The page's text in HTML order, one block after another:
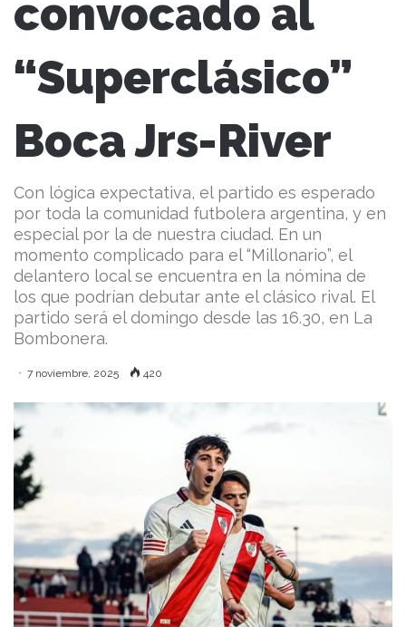
convocado al
“Superclásico”
Boca Jrs-River
Con lógica expectativa, el partido es esperado
por toda la comunidad futbolera argentina, y en
especial por la de nuestra ciudad. En un
momento complicado para el “Millonario”, el
delantero local se encuentra en la nómina de
los que podrían debutar ante el clásico rival. El
partido será el domingo desde las 16.30, en La
Bombonera.
7 noviembre, 2025 420